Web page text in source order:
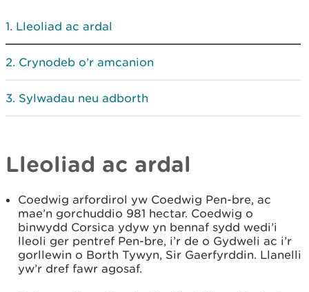
Lleoliad ac ardal
Crynodeb o’r amcanion
Sylwadau neu adborth
Lleoliad ac ardal
Coedwig arfordirol yw Coedwig Pen-bre, ac
mae’n gorchuddio 981 hectar. Coedwig o
binwydd Corsica ydyw yn bennaf sydd wedi’i
lleoli ger pentref Pen-bre, i’r de o Gydweli ac i’r
gorllewin o Borth Tywyn, Sir Gaerfyrddin. Llanelli
yw’r dref fawr agosaf.